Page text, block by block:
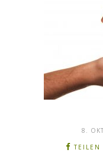
8.
TEILEN